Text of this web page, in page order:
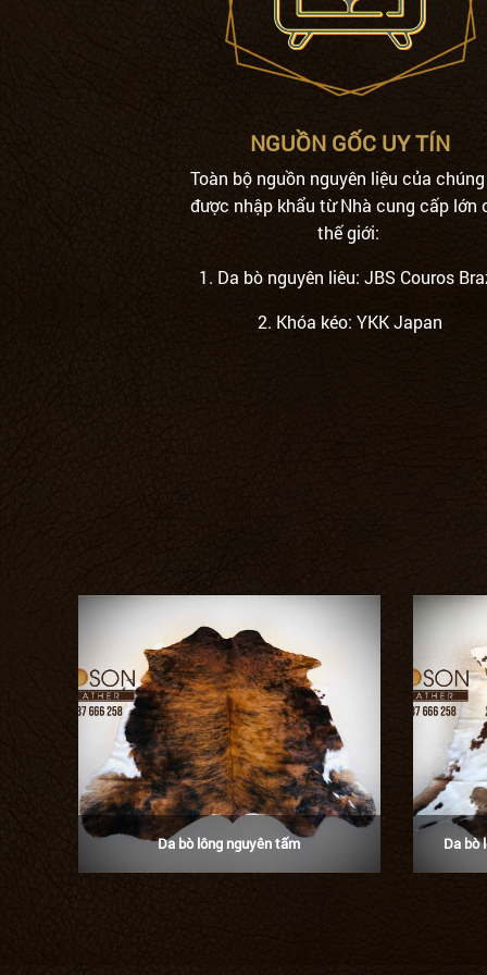
NGUỒN GỐC UY TÍN
Toàn bộ nguồn nguyên liệu của
được nhập khẩu từ Nhà cung cấp lớn
thế giới:
1. Da bò nguyên liêu: JBS Couros
2. Khóa kéo: YKK Japan
Da bò lông nguyên tấm Da bò